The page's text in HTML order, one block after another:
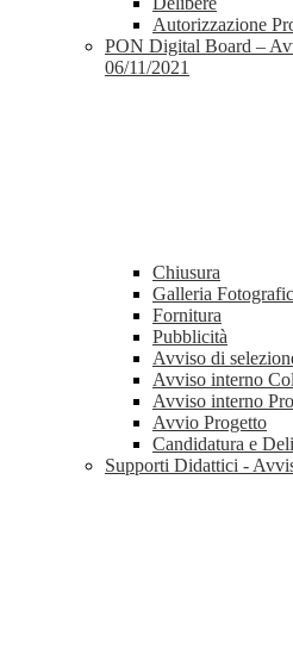
Autorizzazione
PON Digital Board –
06/11/2021
Chiusura
Galleria
Fornitura
Pubblicità
Avviso di
Avviso interno
Avviso interno
Avvio Progetto
Candidatura e
Supporti Didattici -